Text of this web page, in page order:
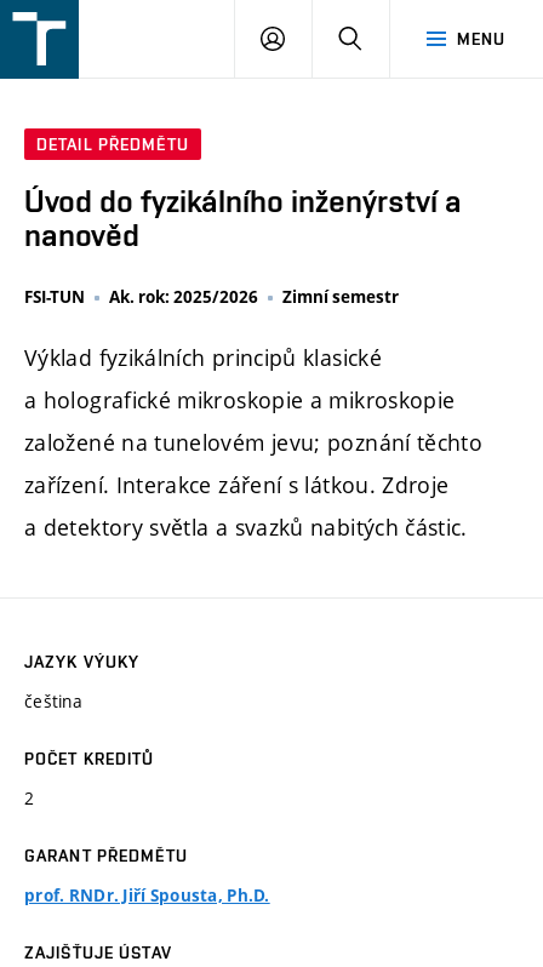
v
MENU
PŘIHLÁŠENÍ
DETAIL PŘEDMĚTU
Úvod do fyzikálního inženýrství a
nanověd
FSI-TUN Ak. rok: 2025/2026 Zimní semestr
Výklad fyzikálních principů klasické
a holografické mikroskopie a mikroskopie
založené na tunelovém jevu; poznání těchto
zařízení. Interakce záření s látkou. Zdroje
a detektory světla a svazků nabitých částic.
JAZYK VÝUKY
čeština
POČET KREDITŮ
2
GARANT PŘEDMĚTU
prof. RNDr. Jiří Spousta, Ph.D.
ZAJIŠŤUJE ÚSTAV